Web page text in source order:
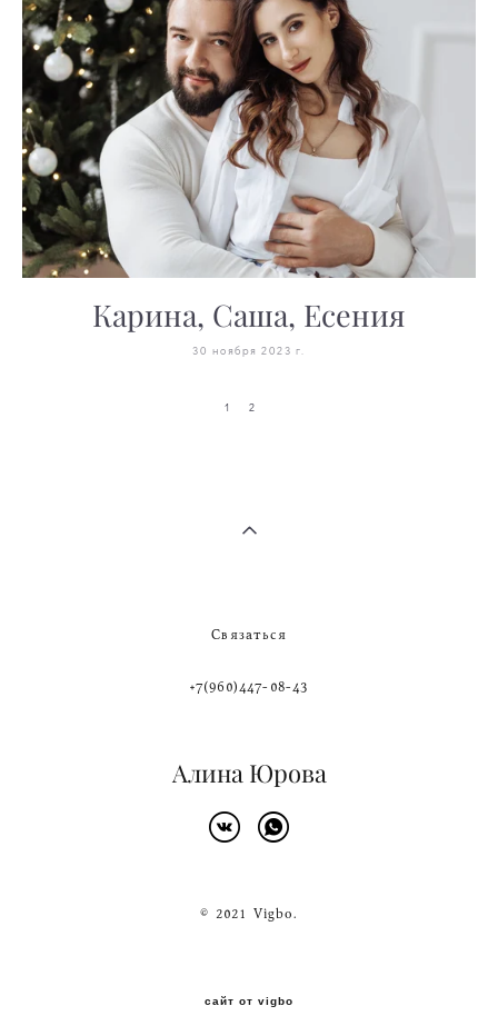
Карина, Саша, Есения
30 ноября 2023 г.
1 2
Связаться
+7(960)447-08-43
Алина Юрова
© 2021 Vigbo.
сайт от vigbo